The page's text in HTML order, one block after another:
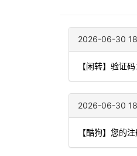
2026-06-30
【闲转】验证
2026-06-30
【酷狗】您的